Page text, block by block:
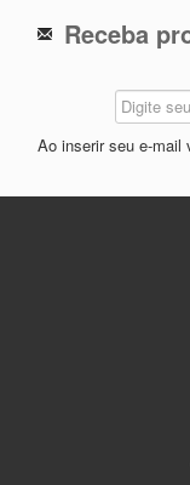
Receba
Ao inserir seu e-mail